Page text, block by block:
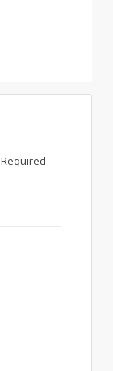
Required